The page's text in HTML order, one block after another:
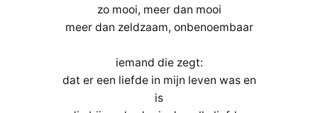
zo mooi, meer dan mooi
meer dan zeldzaam, onbenoembaar
iemand die zegt:
dat er een liefde in mijn leven was en
is